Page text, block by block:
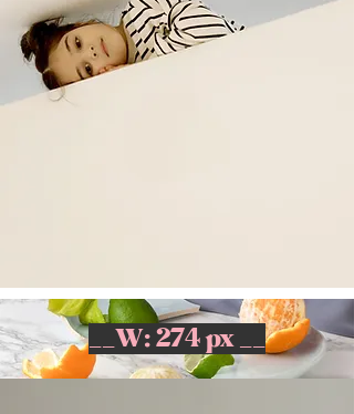
__W: 274 px __